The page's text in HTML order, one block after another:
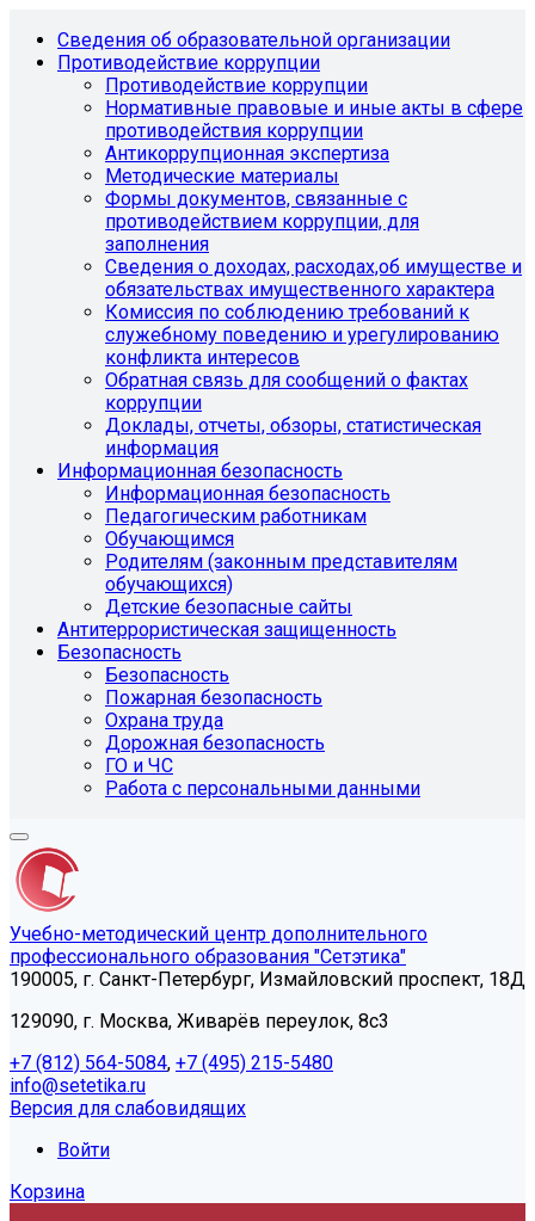
Сведения об образовательной организации
Противодействие коррупции
Противодействие коррупции
Нормативные правовые и иные акты в сфере
противодействия коррупции
Антикоррупционная экспертиза
Методические материалы
Формы документов, связанные с
противодействием коррупции, для
заполнения
Сведения о доходах, расходах,об имуществе и
обязательствах имущественного характера
Комиссия по соблюдению требований к
служебному поведению и урегулированию
конфликта интересов
Обратная связь для сообщений о фактах
коррупции
Доклады, отчеты, обзоры, статистическая
информация
Информационная безопасность
Информационная безопасность
Педагогическим работникам
Обучающимся
Родителям (законным представителям
обучающихся)
Детские безопасные сайты
Антитеррористическая защищенность
Безопасность
Безопасность
Пожарная безопасность
Охрана труда
Дорожная безопасность
ГО и ЧС
Работа с персональными данными
Учебно-методический центр дополнительного
профессионального образования "Сетэтика"
190005, г. Санкт-Петербург, Измайловский проспект, 18Д
129090, г. Москва, Живарёв переулок, 8с3
+7 (812) 564-5084, +7 (495) 215-5480
info@setetika.ru
Версия для слабовидящих
Войти
Корзина